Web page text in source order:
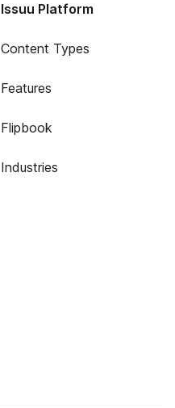
Issuu Platform
Content Types
Features
Flipbook
Industries